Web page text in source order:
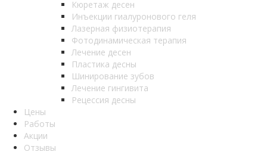
Кюретаж десен
Инъекции гиалуронового геля
Лазерная физиотерапия
Фотодинамическая терапия
Лечение десен
Пластика десны
Шинирование зубов
Лечение гингивита
Рецессия десны
Цены
Работы
Акции
Отзывы